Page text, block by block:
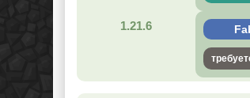
1.21.6